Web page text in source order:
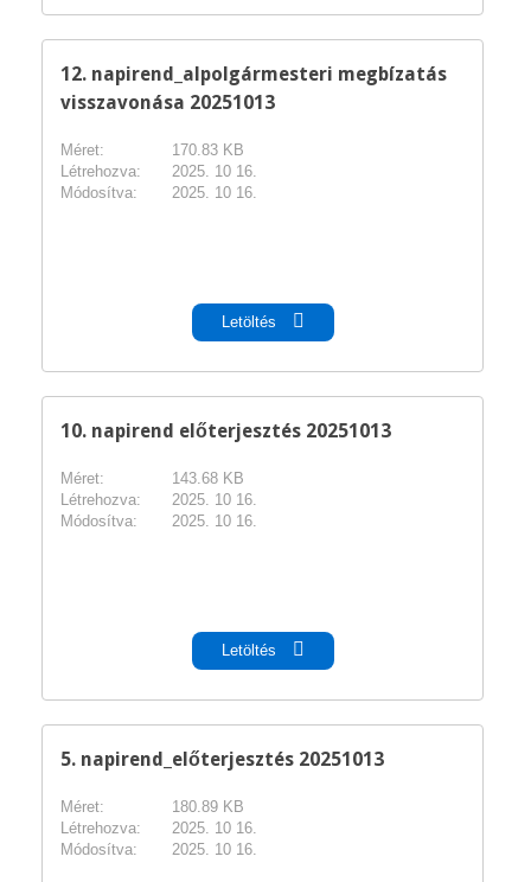
12. napirend_alpolgármesteri megbízatás
visszavonása 20251013
Méret:
170.83 KB
Létrehozva:
2025. 10 16.
Módosítva:
2025. 10 16.
Letöltés
10. napirend előterjesztés 20251013
Méret:
143.68 KB
Létrehozva:
2025. 10 16.
Módosítva:
2025. 10 16.
Letöltés
5. napirend_előterjesztés 20251013
Méret:
180.89 KB
Létrehozva:
2025. 10 16.
Módosítva:
2025. 10 16.